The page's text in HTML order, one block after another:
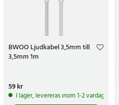
BWOO Ljudkabel 3,5mm till
3,5mm 1m
Pris:
59 kr
I lager, levereras inom 1-2 vardagar